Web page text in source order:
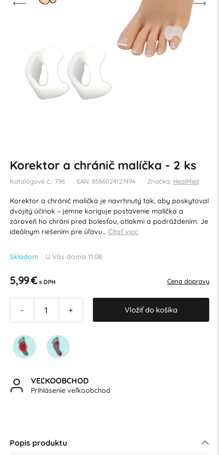
Korektor a chránič malíčka - 2 ks
Katalógové č.: 796 EAN: 8586024127494 Značka: HealMed
Korektor a chránič malíčka je navrhnutý tak, aby poskytoval
dvojitý účinok – jemne koriguje postavenie malíčka a
zároveň ho chráni pred bolesťou, otlakmi a podráždením. Je
ideálnym riešením pre úľavu… Čítať viac
Skladom U Vás doma 11.08
5,99 € s DPH Cena dopravy
- + Vložiť do košíka
VEĽKOOBCHOD
Prihlásenie veľkoobchod
Popis produktu